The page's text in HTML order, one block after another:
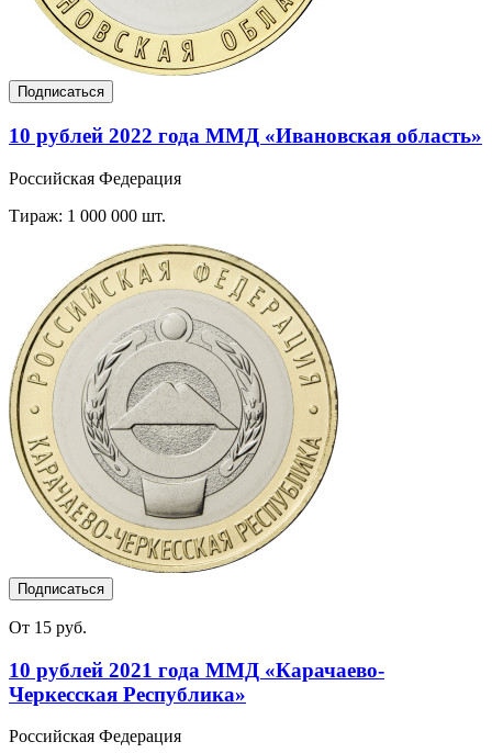
Подписаться
10 рублей 2022 года ММД «Ивановская область»
Российская Федерация
Тираж: 1 000 000 шт.
Подписаться
От 15 руб.
10 рублей 2021 года ММД «Карачаево-
Черкесская Республика»
Российская Федерация